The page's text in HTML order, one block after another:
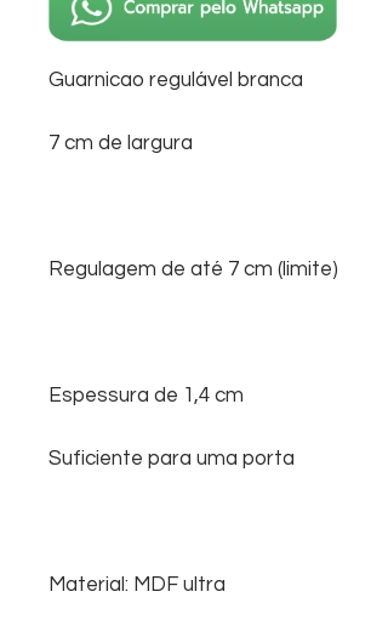
Guarnicao regulável branca
7 cm de largura
Regulagem de até 7 cm (limite)
Espessura de 1,4 cm
Suficiente para uma porta
Material: MDF ultra